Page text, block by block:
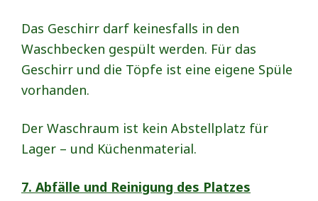
Das Geschirr darf keinesfalls in den
Waschbecken gespült werden. Für das
Geschirr und die Töpfe ist eine eigene Spüle
vorhanden.
Der Waschraum ist kein Abstellplatz für
Lager – und Küchenmaterial.
7. Abfälle und Reinigung des Platzes